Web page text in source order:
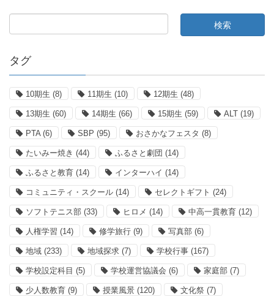
タグ
10期生 (8) 11期生 (10) 12期生 (48)
13期生 (60) 14期生 (66) 15期生 (59) ALT (19)
PTA(6) SBP (95) おさかなフェスタ (8)
たいみー焼き (44) ふるさと劇団 (14)
ふるさと教育 (14) インターハイ (14)
コミュニティ・スクール (14) セレクトギフト (24)
ソフトテニス部 (33) ヒロメ (14) 中高一貫教育 (12)
人権学習 (14) 修学旅行 (9) 写真部 (6)
地域 (233) 地域探求 (7) 学校行事 (167)
学校設定科目 (5) 学校運営協議会 (6) 家庭部 (7)
少人数教育 (9) 授業風景 (120) 文化祭 (7)